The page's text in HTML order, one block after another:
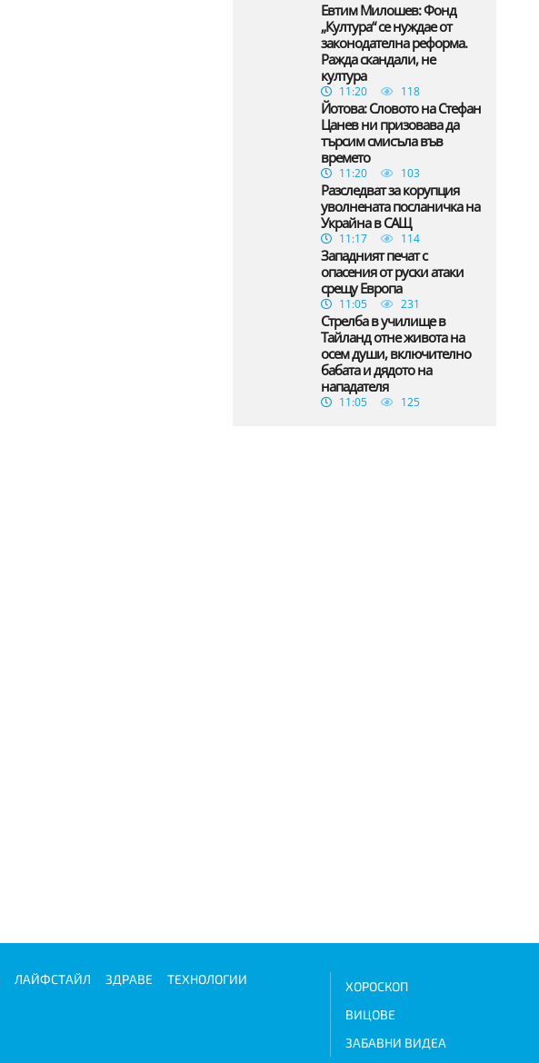
Евтим Милошев: Фонд
„Култура“ се нуждае от
законодателна реформа.
Ражда скандали, не
култура
11:20 118
Йотова: Словото на Стефан
Цанев ни призовава да
търсим смисъла във
времето
11:20 103
Разследват за корупция
уволнената посланичка на
Украйна в САЩ
11:17 114
Западният печат с
опасения от руски атаки
срещу Европа
11:05 231
Стрелба в училище в
Тайланд отне живота на
осем души, включително
бабата и дядото на
нападателя
11:05 125
ЛАЙФСТАЙЛ ЗДРАВЕ
ТЕХНОЛОГИИ
ХОРОСКОП
ВИЦОВЕ
ЗАБАВНИ ВИДЕА